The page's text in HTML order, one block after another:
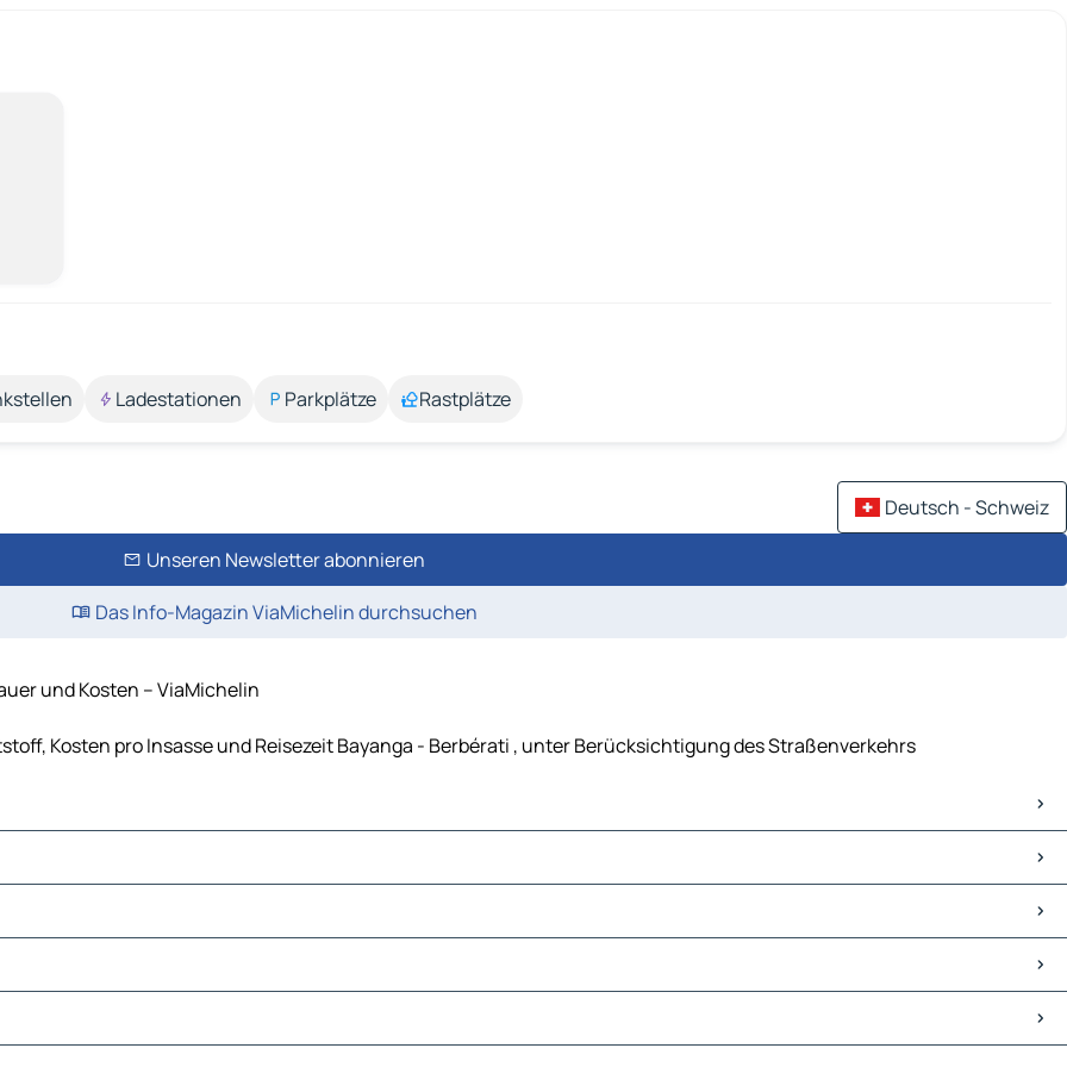
Ladestationen Parkplätze Rastplätze
Deutsch - Schweiz
Unseren Newsletter abonnieren
Das Info-Magazin ViaMichelin durchsuchen
und Kosten – ViaMichelin
Kosten pro Insasse und Reisezeit Bayanga - Berbérati , unter Berücksichtigung des Straßenverkehrs